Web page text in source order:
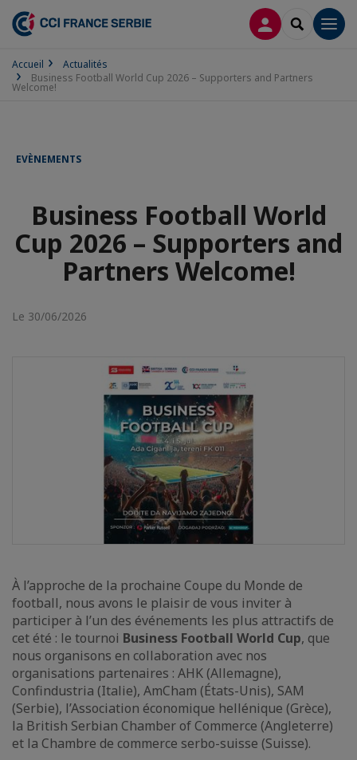
CONNEXION
Accueil
Actualités
Business Football World Cup 2026 – Supporters and Partners
Welcome!
EVÈNEMENTS
Business Football World
Cup 2026 – Supporters and
Partners Welcome!
Le 30/06/2026
À l’approche de la prochaine Coupe du Monde de
football, nous avons le plaisir de vous inviter à
participer à l’un des événements les plus attractifs de
cet été : le tournoi Business Football World Cup, que
nous organisons en collaboration avec nos
organisations partenaires : AHK (Allemagne),
Confindustria (Italie), AmCham (États-Unis), SAM
(Serbie), l’Association économique hellénique (Grèce),
la British Serbian Chamber of Commerce (Angleterre)
et la Chambre de commerce serbo-suisse (Suisse).